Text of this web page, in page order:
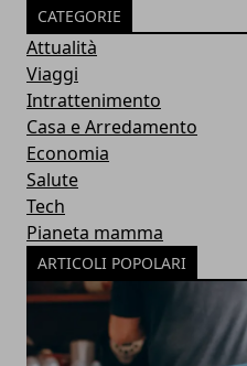
CATEGORIE
Attualità
Viaggi
Intrattenimento
Casa e Arredamento
Economia
Salute
Tech
Pianeta mamma
ARTICOLI POPOLARI